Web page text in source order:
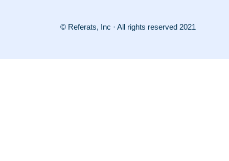
© Referats, Inc · All rights reserved 2021